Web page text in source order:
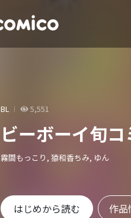
BL 5,551
ビーボーイ旬コ
霧間もっこり, 猿和香ちみ, ゆん
はじめから読む 作品